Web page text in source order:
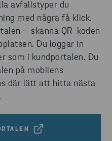
avfallstyper du
med några få klick.
– skanna QR-koden
Du loggar in
som i kundportalen. Du
på mobilens
där lätt att hitta nästa